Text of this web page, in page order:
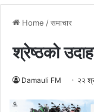
Home /समाचार
श्रेष्ठको
Damauli FM २२